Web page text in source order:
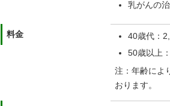
乳がんの
料金
40歳代：
50歳以上
注：年齢によ
おります。